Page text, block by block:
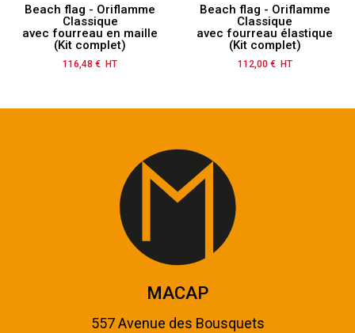
Beach flag - Oriflamme
Classique
avec fourreau en maille
(Kit complet)
Prix
116,48 € HT
Beach flag - Oriflamme
Classique
avec fourreau élastique
(Kit complet)
Prix
112,00 € HT
MACAP
557 Avenue des Bousquets